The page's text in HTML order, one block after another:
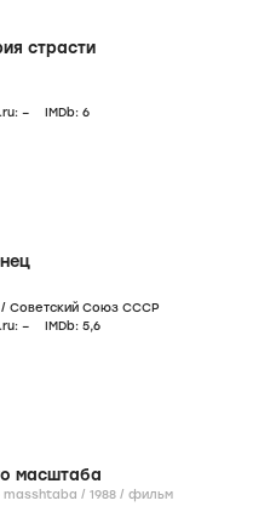
страсти
– IMDb: 6
/ Советский Союз СССР
– IMDb: 5,6
масштаба
Ch. P. rayonnogo masshtaba / 1988 / фильм